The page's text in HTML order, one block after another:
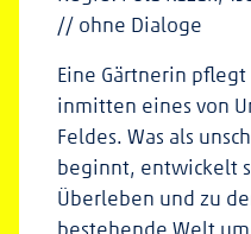
// ohne Dialoge
Eine Gärtnerin
inmitten eines von
Feldes. Was als
beginnt, entwickelt
Überleben und zu